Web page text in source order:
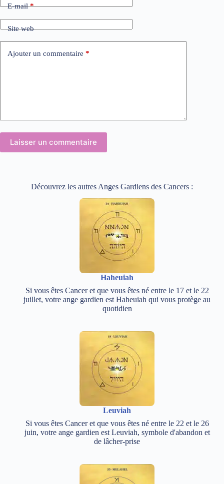
E-mail*
Site web
Ajouter un commentaire *
Laisser un commentaire
Découvrez les autres Anges Gardiens des Cancers :
Haheuiah
Si vous êtes Cancer et que vous êtes né entre le 17 et le 22
juillet, votre ange gardien est Haheuiah qui vous protège au
quotidien
Leuviah
Si vous êtes Cancer et que vous êtes né entre le 22 et le 26
juin, votre ange gardien est Leuviah, symbole d'abandon et
de lâcher-prise